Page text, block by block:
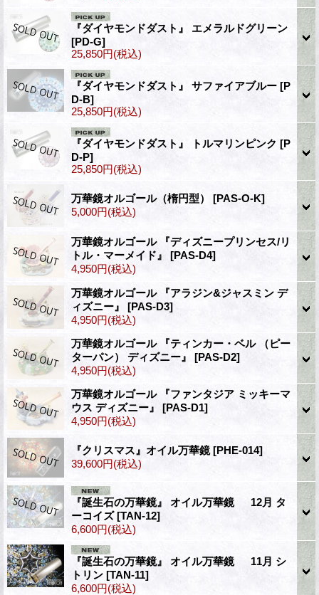
『ダイヤモンドダスト』 エメラルドグリーン
[PD-G]
25,850円(税込)
『ダイヤモンドダスト』 サファイアブルー [P
D-B]
25,850円(税込)
『ダイヤモンドダスト』 トルマリンピンク [P
D-P]
25,850円(税込)
万華鏡オルゴール（楕円型） [PAS-O-K]
5,000円(税込)
万華鏡オルゴール 『ディズニープリンセス/リ
トル・マーメイド』 [PAS-D4]
4,950円(税込)
万華鏡オルゴール 『アラジン&ジャスミン デ
ィズニー』 [PAS-D3]
4,950円(税込)
万華鏡オルゴール 『ティンカー・ベル （ピー
ターパン） ディズニー』 [PAS-D2]
4,950円(税込)
万華鏡オルゴール 『ファンタジア ミッキーマ
ウス ディズニー』 [PAS-D1]
4,950円(税込)
『クリスマス』オイル万華鏡[PHE-014]
39,600円(税込)
『誕生石の万華鏡』 オイル万華鏡 12月 タ
ーコイズ[TAN-12]
6,600円(税込)
『誕生石の万華鏡』 オイル万華鏡 11月 シ
トリン [TAN-11]
6,600円(税込)